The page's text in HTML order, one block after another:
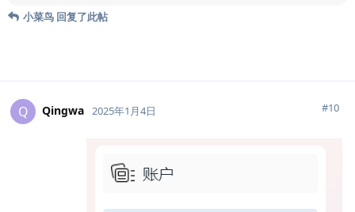
小菜鸟 回复了此帖
Q Qingwa 2025年1月4日 #10